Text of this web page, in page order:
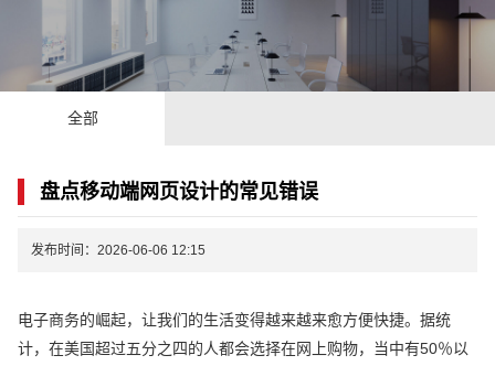
全部
盘点移动端网页设计的常见错误
发布时间：2026-06-06 12:15
电子商务的崛起，让我们的生活变得越来越来愈方便快捷。据统
计，在美国超过五分之四的人都会选择在网上购物，当中有50％以